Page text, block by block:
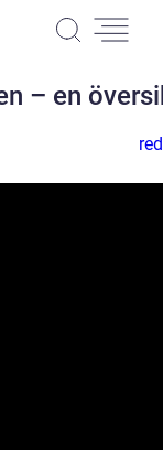
– en